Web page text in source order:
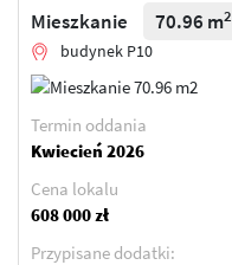
Mieszkanie 70.96 m2
budynek P10
Termin oddania
Kwiecień 2026
Cena lokalu
608 000 zł
Przypisane dodatki: